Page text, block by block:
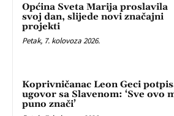
Općina Sveta Marija proslavila
svoj dan, slijede novi značajni
projekti
Petak, 7. kolovoza 2026.
Koprivničanac Leon Geci
ugovor sa Slavenom: ‘Sve ovo
puno znači’